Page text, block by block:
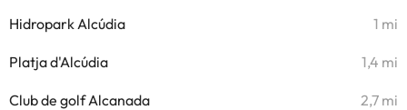
Hidropark Alcúdia 1 mi
Platja d'Alcúdia 1,4 mi
Club de golf Alcanada 2,7 mi